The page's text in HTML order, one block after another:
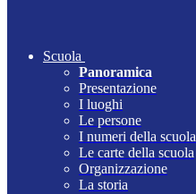
Scuola
Panoramica
Presentazione
I luoghi
Le persone
I numeri della scuola
Le carte della scuola
Organizzazione
La storia